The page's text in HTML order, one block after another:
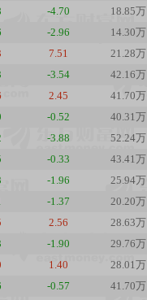
-4.70 18.85万
-2.96 14.30万
7.51 21.28万
-3.54 42.16万
2.45 41.70万
-0.52 40.31万
-3.88 52.24万
-0.33 43.41万
-1.96 25.94万
-1.37 20.20万
2.56 28.63万
-1.90 29.76万
1.40 28.01万
-0.57 41.70万